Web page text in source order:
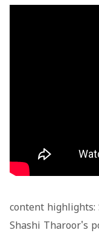
content highlights:
Shashi Tharoor's